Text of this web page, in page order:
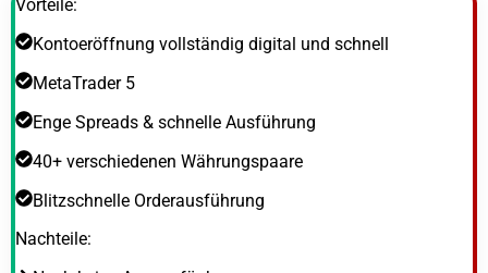
Vorteile:
Kontoeröffnung vollständig digital und schnell
MetaTrader 5
Enge Spreads & schnelle Ausführung
40+ verschiedenen Währungspaare
Blitzschnelle Orderausführung
Nachteile: